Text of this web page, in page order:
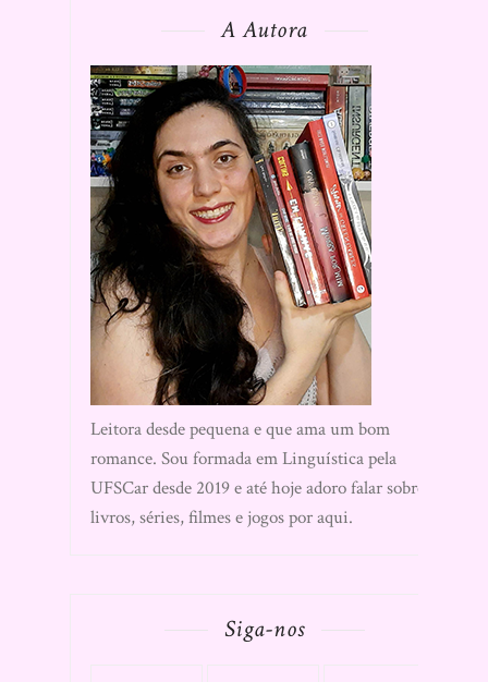
A Autora
Leitora desde pequena e que ama um bom
romance. Sou formada em Linguística pela
UFSCar desde 2019 e até hoje adoro falar sobre
livros, séries, filmes e jogos por aqui.
Siga-nos